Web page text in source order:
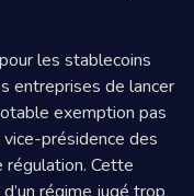
les stablecoins
entreprises de lancer
exemption pas
présidence des
Cette